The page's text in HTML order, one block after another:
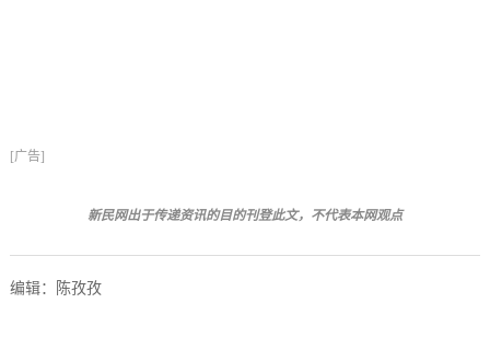
[广告]
新民网出于传递资讯的目的刊登此文，不代表本网观点
编辑：陈孜孜